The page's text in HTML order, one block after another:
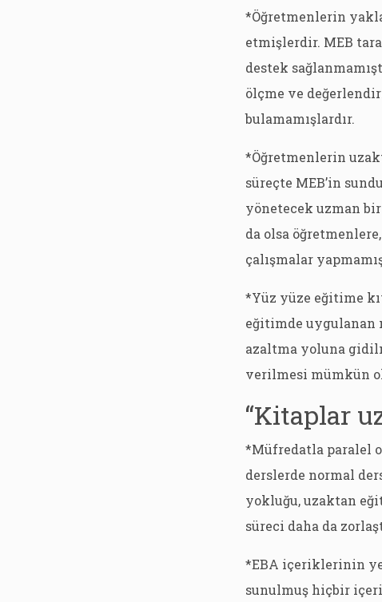
*Öğretmenlerin
etmişlerdir. MEB
destek
ölçme ve
bulamamışlardır.
*Öğretmenlerin
süreçte MEB’in
yönetecek uzman
da olsa
çalışmalar
*Yüz yüze eğitime
eğitimde uygulanan
azaltma yoluna
verilmesi mümkün
“Kitaplar
*Müfredatla paralel
derslerde normal
yokluğu, uzaktan
süreci daha da
*EBA içeriklerinin
sunulmuş hiçbir